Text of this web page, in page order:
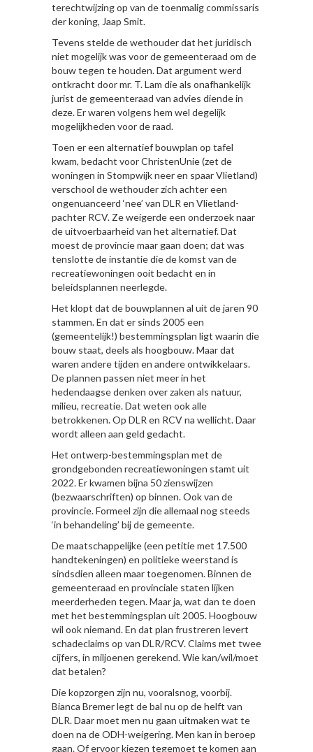
terechtwijzing op van de toenmalig commissaris
der koning, Jaap Smit.
Tevens stelde de wethouder dat het juridisch
niet mogelijk was voor de gemeenteraad om de
bouw tegen te houden. Dat argument werd
ontkracht door mr. T. Lam die als onafhankelijk
jurist de gemeenteraad van advies diende in
deze. Er waren volgens hem wel degelijk
mogelijkheden voor de raad.
Toen er een alternatief bouwplan op tafel
kwam, bedacht voor ChristenUnie (zet de
woningen in Stompwijk neer en spaar Vlietland)
verschool de wethouder zich achter een
ongenuanceerd ‘nee’ van DLR en Vlietland-
pachter RCV. Ze weigerde een onderzoek naar
de uitvoerbaarheid van het alternatief. Dat
moest de provincie maar gaan doen; dat was
tenslotte de instantie die de komst van de
recreatiewoningen ooit bedacht en in
beleidsplannen neerlegde.
Het klopt dat de bouwplannen al uit de jaren 90
stammen. En dat er sinds 2005 een
(gemeentelijk!) bestemmingsplan ligt waarin die
bouw staat, deels als hoogbouw. Maar dat
waren andere tijden en andere ontwikkelaars.
De plannen passen niet meer in het
hedendaagse denken over zaken als natuur,
milieu, recreatie. Dat weten ook alle
betrokkenen. Op DLR en RCV na wellicht. Daar
wordt alleen aan geld gedacht.
Het ontwerp-bestemmingsplan met de
grondgebonden recreatiewoningen stamt uit
2022. Er kwamen bijna 50 zienswijzen
(bezwaarschriften) op binnen. Ook van de
provincie. Formeel zijn die allemaal nog steeds
‘in behandeling’ bij de gemeente.
De maatschappelijke (een petitie met 17.500
handtekeningen) en politieke weerstand is
sindsdien alleen maar toegenomen. Binnen de
gemeenteraad en provinciale staten lijken
meerderheden tegen. Maar ja, wat dan te doen
met het bestemmingsplan uit 2005. Hoogbouw
wil ook niemand. En dat plan frustreren levert
schadeclaims op van DLR/RCV. Claims met twee
cijfers, in miljoenen gerekend. Wie kan/wil/moet
dat betalen?
Die kopzorgen zijn nu, vooralsnog, voorbij.
Bianca Bremer legt de bal nu op de helft van
DLR. Daar moet men nu gaan uitmaken wat te
doen na de ODH-weigering. Men kan in beroep
gaan. Of ervoor kiezen tegemoet te komen aan